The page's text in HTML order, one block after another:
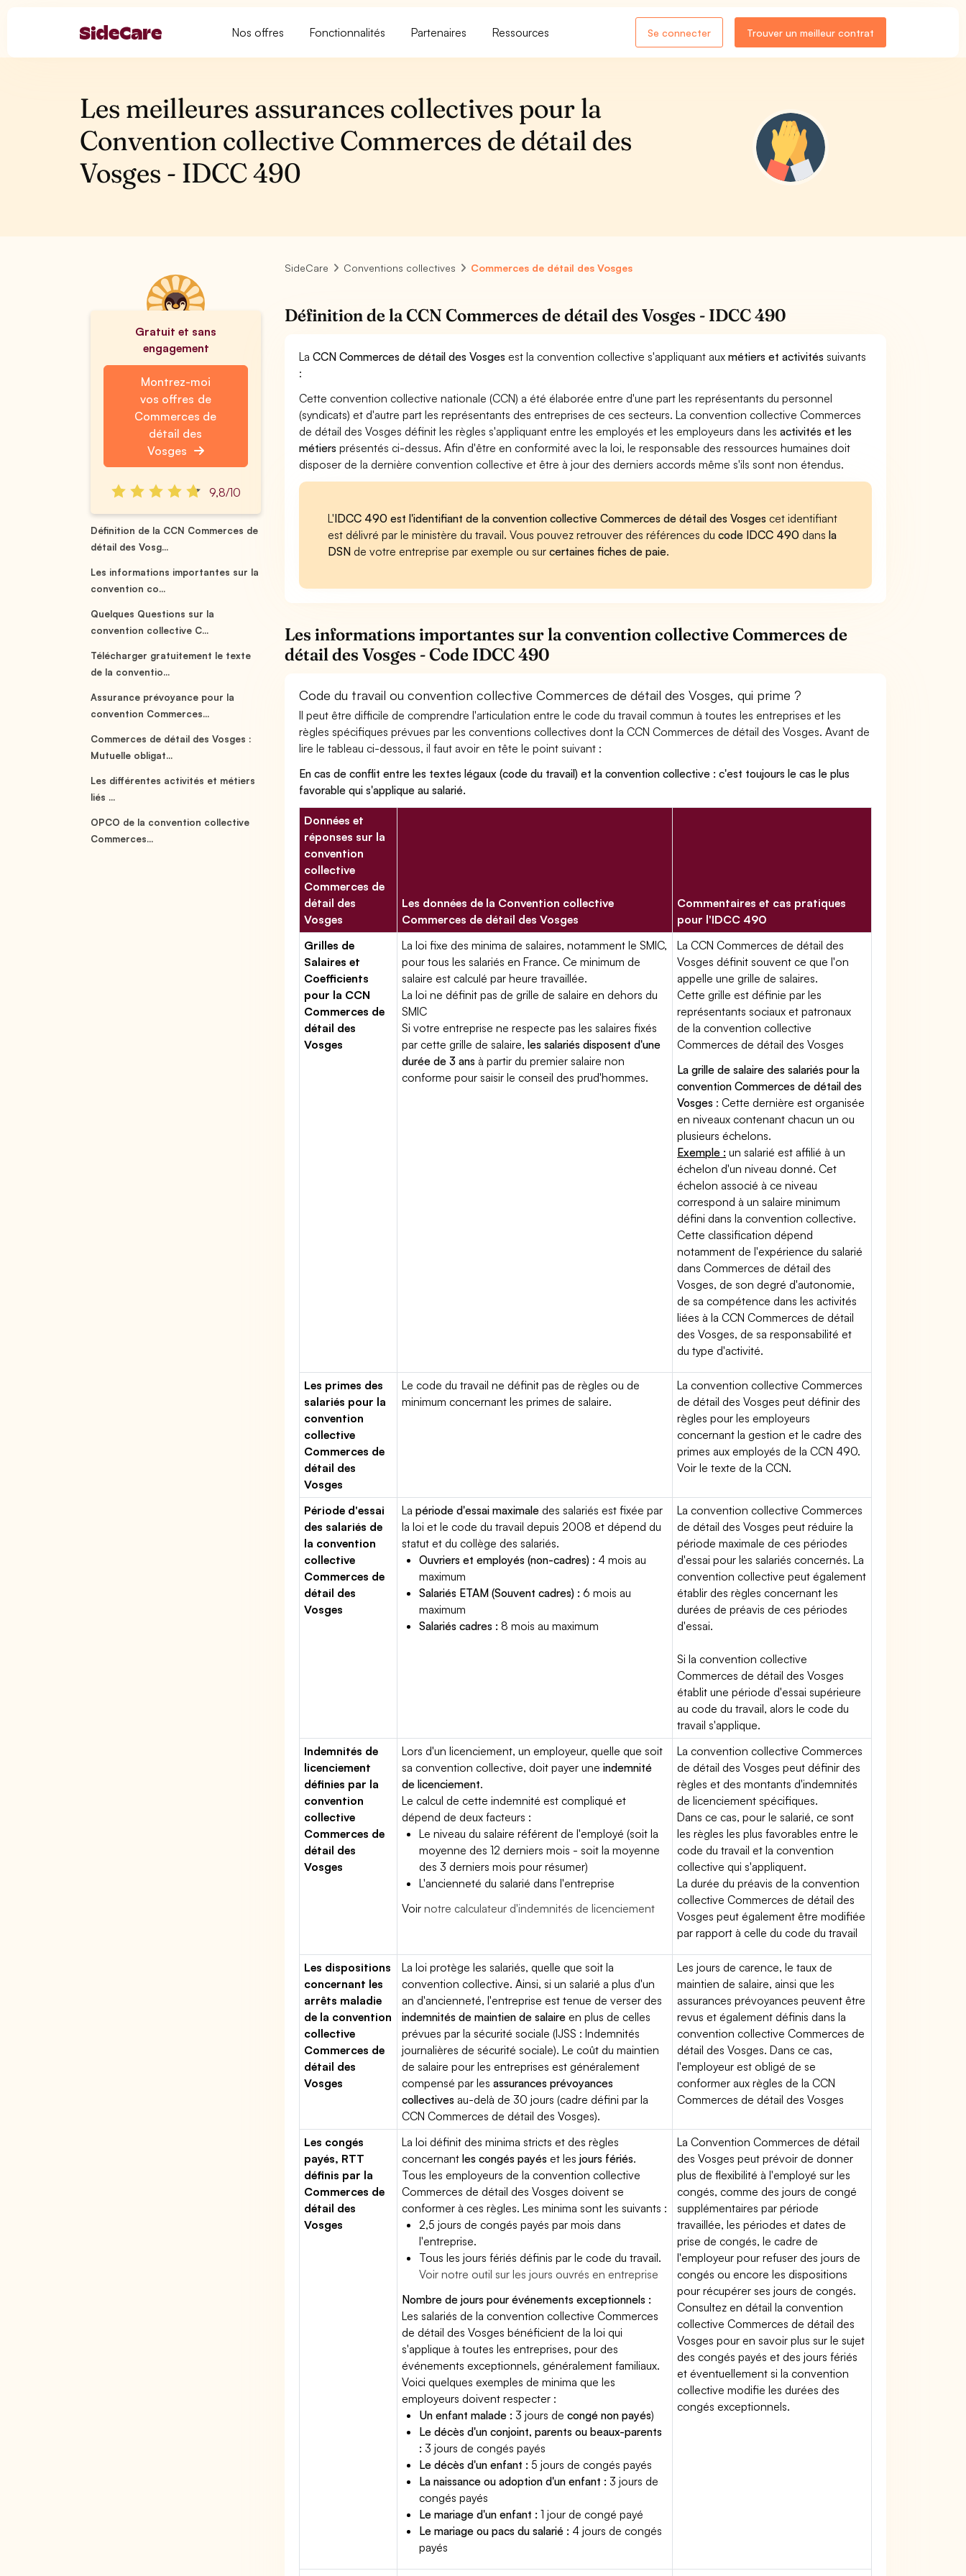
Nos offres Fonctionnalités Partenaires Ressources Se connecter Trouver un meilleur contrat
Les meilleures assurances collectives pour la
Convention collective Commerces de détail des
Vosges - IDCC 490
Gratuit et sans
engagement
Montrez-moi
vos offres de
Commerces de
détail des
Vosges
9,8/10
Définition de la CCN Commerces de
détail des Vosg...
Les informations importantes sur la
convention co...
Quelques Questions sur la
convention collective C...
Télécharger gratuitement le texte
de la conventio...
Assurance prévoyance pour la
convention Commerces...
Commerces de détail des Vosges :
Mutuelle obligat...
Les différentes activités et métiers
liés ...
OPCO de la convention collective
Commerces...
SideCare Conventions collectives Commerces de détail des Vosges
Définition de la CCN Commerces de détail des Vosges - IDCC 490
LaCCN Commerces de détail des Vosges est la convention collective s'appliquant auxmétiers et activités suivants
:
Cette convention collective nationale (CCN) a été élaborée entre d'une part les représentants du personnel
(syndicats) et d'autre part les représentants des entreprises de ces secteurs. La convention collective Commerces
de détail des Vosges définit les règles s'appliquant entre les employés et les employeurs dans lesactivités et les
métiers présentés ci-dessus. Afin d'être en conformité avec la loi, le responsable des ressources humaines doit
disposer de la dernière convention collective et être à jour des derniers accords même s'ils sont non étendus.
L'IDCC 490 est l'identifiant de la convention collective Commerces de détail des Vosges cet identifiant
est délivré par le ministère du travail. Vous pouvez retrouver des références ducode IDCC 490 dansla
DSN de votre entreprise par exemple ou surcertaines fiches de paie.
Les informations importantes sur la convention collective Commerces de
détail des Vosges - Code IDCC 490
Code du travail ou convention collective Commerces de détail des Vosges, qui prime ?
Il peut être difficile de comprendre l'articulation entre le code du travail commun à toutes les entreprises et les
règles spécifiques prévues par les conventions collectives dont la CCN Commerces de détail des Vosges. Avant de
lire le tableau ci-dessous, il faut avoir en tête le point suivant :
En cas de conflit entre les textes légaux (code du travail) et la convention collective : c'est toujours le cas le plus
favorable qui s'applique au salarié.
Données et
réponses sur la
convention
collective
Commerces de
détail des
Vosges
Les données de la Convention collective
Commerces de détail des Vosges
Commentaires et cas pratiques
pour l'IDCC 490
Grilles de
Salaires et
Coefficients
pour la CCN
Commerces de
détail des
Vosges
La loi fixe des minima de salaires, notamment le SMIC,
pour tous les salariés en France. Ce minimum de
salaire est calculé par heure travaillée.
La loi ne définit pas de grille de salaire en dehors du
SMIC
Si votre entreprise ne respecte pas les salaires fixés
par cette grille de salaire,les salariés disposent d'une
durée de 3 ans à partir du premier salaire non
conforme pour saisir le conseil des prud'hommes.
La CCN Commerces de détail des
Vosges définit souvent ce que l'on
appelle une grille de salaires.
Cette grille est définie par les
représentants sociaux et patronaux
de la convention collective
Commerces de détail des Vosges
La grille de salaire des salariés pour la
convention Commerces de détail des
Vosges : Cette dernière est organisée
en niveaux contenant chacun un ou
plusieurs échelons.
Exemple : un salarié est affilié à un
échelon d'un niveau donné. Cet
échelon associé à ce niveau
correspond à un salaire minimum
défini dans la convention collective.
Cette classification dépend
notamment de l'expérience du salarié
dans Commerces de détail des
Vosges, de son degré d'autonomie,
de sa compétence dans les activités
liées à la CCN Commerces de détail
des Vosges, de sa responsabilité et
du type d'activité.
Les primes des
salariés pour la
convention
collective
Commerces de
détail des
Vosges
Le code du travail ne définit pas de règles ou de
minimum concernant les primes de salaire.
La convention collective Commerces
de détail des Vosges peut définir des
règles pour les employeurs
concernant la gestion et le cadre des
primes aux employés de la CCN 490.
Voir le texte de la CCN.
Période d'essai
des salariés de
la convention
collective
Commerces de
détail des
Vosges
Lapériode d'essai maximale des salariés est fixée par
la loi et le code du travail depuis 2008 et dépend du
statut et du collège des salariés.
Ouvriers et employés (non-cadres) : 4 mois au
maximum
Salariés ETAM (Souvent cadres) : 6 mois au
maximum
Salariés cadres : 8 mois au maximum
La convention collective Commerces
de détail des Vosges peut réduire la
période maximale de ces périodes
d'essai pour les salariés concernés. La
convention collective peut également
établir des règles concernant les
durées de préavis de ces périodes
d'essai.
Si la convention collective
Commerces de détail des Vosges
établit une période d'essai supérieure
au code du travail, alors le code du
travail s'applique.
Indemnités de
licenciement
définies par la
convention
collective
Commerces de
détail des
Vosges
Lors d'un licenciement, un employeur, quelle que soit
sa convention collective, doit payer uneindemnité
de licenciement.
Le calcul de cette indemnité est compliqué et
dépend de deux facteurs :
Le niveau du salaire référent de l'employé (soit la
moyenne des 12 derniers mois - soit la moyenne
des 3 derniers mois pour résumer)
L'ancienneté du salarié dans l'entreprise
Voirnotre calculateur d'indemnités de licenciement
La convention collective Commerces
de détail des Vosges peut définir des
règles et des montants d'indemnités
de licenciement spécifiques.
Dans ce cas, pour le salarié, ce sont
les règles les plus favorables entre le
code du travail et la convention
collective qui s'appliquent.
La durée du préavis de la convention
collective Commerces de détail des
Vosges peut également être modifiée
par rapport à celle du code du travail
Les dispositions
concernant les
arrêts maladie
de la convention
collective
Commerces de
détail des
Vosges
La loi protège les salariés, quelle que soit la
convention collective. Ainsi, si un salarié a plus d'un
an d'ancienneté, l'entreprise est tenue de verser des
indemnités de maintien de salaire en plus de celles
prévues par la sécurité sociale (IJSS : Indemnités
journalières de sécurité sociale). Le coût du maintien
de salaire pour les entreprises est généralement
compensé par lesassurances prévoyances
collectives au-delà de 30 jours (cadre défini par la
CCN Commerces de détail des Vosges).
Les jours de carence, le taux de
maintien de salaire, ainsi que les
assurances prévoyances peuvent être
revus et également définis dans la
convention collective Commerces de
détail des Vosges. Dans ce cas,
l'employeur est obligé de se
conformer aux règles de la CCN
Commerces de détail des Vosges
Les congés
payés, RTT
définis par la
Commerces de
détail des
Vosges
La loi définit des minima stricts et des règles
concernantles congés payés et lesjours fériés.
Tous les employeurs de la convention collective
Commerces de détail des Vosges doivent se
conformer à ces règles. Les minima sont les suivants :
2,5 jours de congés payés par mois dans
l'entreprise.
Tous les jours fériés définis par le code du travail.
Voir notre outil sur les jours ouvrés en entreprise
Nombre de jours pour événements exceptionnels :
Les salariés de la convention collective Commerces
de détail des Vosges bénéficient de la loi qui
s'applique à toutes les entreprises, pour des
événements exceptionnels, généralement familiaux.
Voici quelques exemples de minima que les
employeurs doivent respecter :
Un enfant malade : 3 jours decongé non payés)
Le décès d'un conjoint, parents ou beaux-parents
: 3 jours de congés payés
Le décès d'un enfant : 5 jours de congés payés
La naissance ou adoption d'un enfant : 3 jours de
congés payés
Le mariage d'un enfant : 1 jour de congé payé
Le mariage ou pacs du salarié : 4 jours de congés
payés
La Convention Commerces de détail
des Vosges peut prévoir de donner
plus de flexibilité à l'employé sur les
congés, comme des jours de congé
supplémentaires par période
travaillée, les périodes et dates de
prise de congés, le cadre de
l'employeur pour refuser des jours de
congés ou encore les dispositions
pour récupérer ses jours de congés.
Consultez en détail la convention
collective Commerces de détail des
Vosges pour en savoir plus sur le sujet
des congés payés et des jours fériés
et éventuellement si la convention
collective modifie les durées des
congés exceptionnels.